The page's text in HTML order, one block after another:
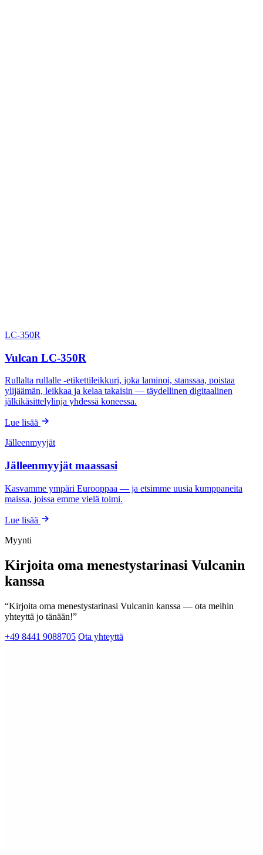
LC-350R
Vulcan LC-350R
Rullalta rullalle -etikettileikkuri, joka laminoi, stanssaa, poistaa
ylijäämän, leikkaa ja kelaa takaisin — täydellinen digitaalinen
jälkikäsittelylinja yhdessä koneessa.
Lue lisää
Jälleenmyyjät
Jälleenmyyjät maassasi
Kasvamme ympäri Eurooppaa — ja etsimme uusia kumppaneita
maissa, joissa emme vielä toimi.
Lue lisää
Myynti
Kirjoita oma menestystarinasi Vulcanin
kanssa
“Kirjoita oma menestystarinasi Vulcanin kanssa — ota meihin
yhteyttä jo tänään!”
+49 8441 9088705 Ota yhteyttä